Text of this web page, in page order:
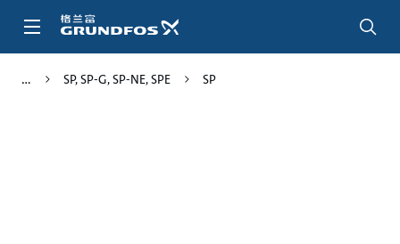
SP, SP-G, SP-NE, SPE SP